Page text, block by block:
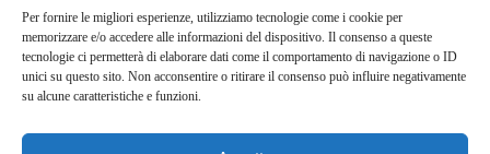
Per fornire le migliori esperienze, utilizziamo tecnologie come i cookie per
memorizzare e/o accedere alle informazioni del dispositivo. Il consenso a queste
tecnologie ci permetterà di elaborare dati come il comportamento di navigazione o ID
unici su questo sito. Non acconsentire o ritirare il consenso può influire negativamente
su alcune caratteristiche e funzioni.
psicologia e salute mentale.
Address:
VIA USODIMARE 3 - 37138 - VERONA (VR)
info@respira.re
045-511-7681